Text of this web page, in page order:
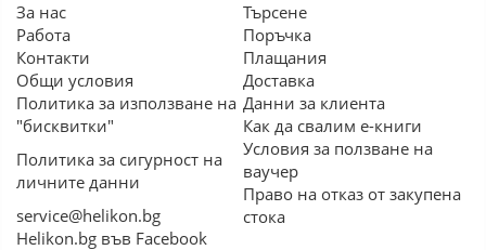
За нас
Работа
Контакти
Общи условия
Политика за използване на
"бисквитки"
Политика за сигурност на
личните данни
service@helikon.bg
Helikon.bg във Facebook
Търсене
Поръчка
Плащания
Доставка
Данни за клиента
Как да свалим е-книги
Условия за ползване на
ваучер
Право на отказ от закупена
стока